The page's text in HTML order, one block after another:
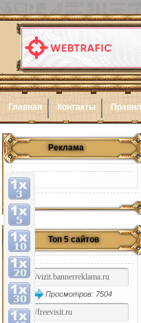
Главная Контакты
Реклама
Топ 5 сайтов
Просмотров: 7504